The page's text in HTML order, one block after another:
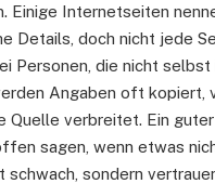
Einige Internetseiten
Details, doch nicht jede
Personen, die nicht selbst
Angaben oft kopiert,
Quelle verbreitet. Ein
sagen, wenn etwas
schwach, sondern